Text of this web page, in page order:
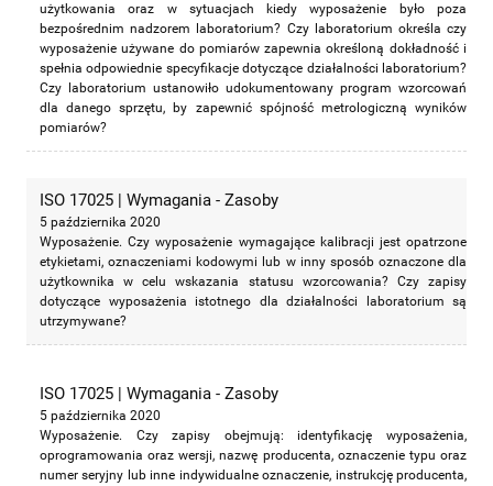
użytkowania oraz w sytuacjach kiedy wyposażenie było poza
bezpośrednim nadzorem laboratorium? Czy laboratorium określa czy
wyposażenie używane do pomiarów zapewnia określoną dokładność i
spełnia odpowiednie specyfikacje dotyczące działalności laboratorium?
Czy laboratorium ustanowiło udokumentowany program wzorcowań
dla danego sprzętu, by zapewnić spójność metrologiczną wyników
pomiarów?
ISO 17025 | Wymagania - Zasoby
5 października 2020
Wyposażenie. Czy wyposażenie wymagające kalibracji jest opatrzone
etykietami, oznaczeniami kodowymi lub w inny sposób oznaczone dla
użytkownika w celu wskazania statusu wzorcowania? Czy zapisy
dotyczące wyposażenia istotnego dla działalności laboratorium są
utrzymywane?
ISO 17025 | Wymagania - Zasoby
5 października 2020
Wyposażenie. Czy zapisy obejmują: identyfikację wyposażenia,
oprogramowania oraz wersji, nazwę producenta, oznaczenie typu oraz
numer seryjny lub inne indywidualne oznaczenie, instrukcję producenta,